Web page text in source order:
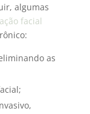
algumas
facial
as